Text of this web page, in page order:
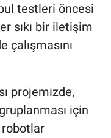
testleri öncesi
sıkı bir iletişim
projemizde,
için
robotlar